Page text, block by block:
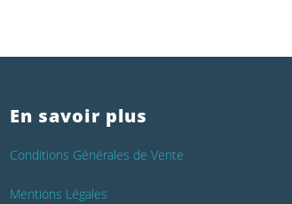
En savoir plus
Conditions Générales de Vente
Mentions Légales